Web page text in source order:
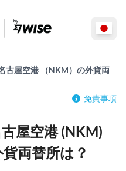
古屋空港 （NKM）の外貨両
免責事項
屋空港 (NKM)
両替所は？